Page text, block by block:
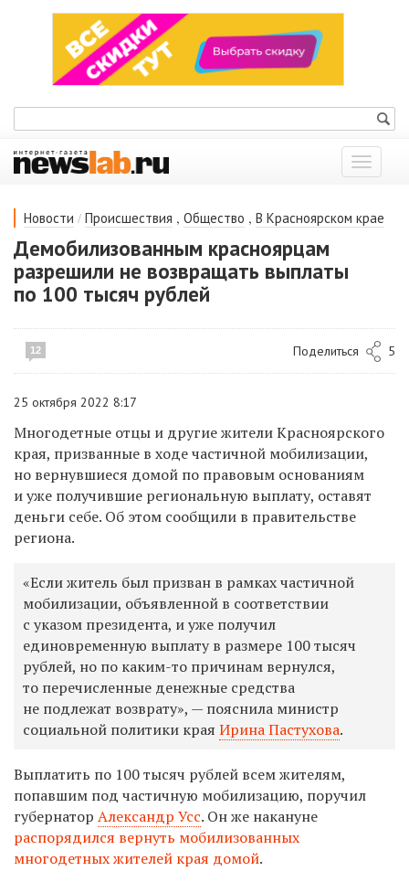
Показать
меню
Новости / Происшествия , Общество , В Красноярском крае
Демобилизованным красноярцам
разрешили не возвращать выплаты
по 100 тысяч рублей
12 Поделиться 5
25 октября 2022 8:17
Многодетные отцы и другие жители Красноярского
края, призванные в ходе частичной мобилизации,
но вернувшиеся домой по правовым основаниям
и уже получившие региональную выплату, оставят
деньги себе. Об этом сообщили в правительстве
региона.
«Если житель был призван в рамках частичной
мобилизации, объявленной в соответствии
с указом президента, и уже получил
единовременную выплату в размере 100 тысяч
рублей, но по каким-то причинам вернулся,
то перечисленные денежные средства
не подлежат возврату», — пояснила министр
социальной политики края Ирина Пастухова.
Выплатить по 100 тысяч рублей всем жителям,
попавшим под частичную мобилизацию, поручил
губернатор Александр Усс. Он же накануне
распорядился вернуть мобилизованных
многодетных жителей края домой.